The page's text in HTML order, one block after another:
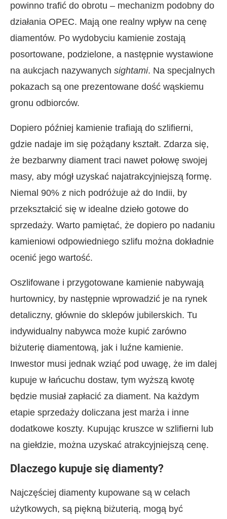
powinno trafić do obrotu – mechanizm podobny do
działania OPEC. Mają one realny wpływ na cenę
diamentów. Po wydobyciu kamienie zostają
posortowane, podzielone, a następnie wystawione
na aukcjach nazywanych sightami. Na specjalnych
pokazach są one prezentowane dość wąskiemu
gronu odbiorców.
Dopiero później kamienie trafiają do szlifierni,
gdzie nadaje im się pożądany kształt. Zdarza się,
że bezbarwny diament traci nawet połowę swojej
masy, aby mógł uzyskać najatrakcyjniejszą formę.
Niemal 90% z nich podróżuje aż do Indii, by
przekształcić się w idealne dzieło gotowe do
sprzedaży. Warto pamiętać, że dopiero po nadaniu
kamieniowi odpowiedniego szlifu można dokładnie
ocenić jego wartość.
Oszlifowane i przygotowane kamienie nabywają
hurtownicy, by następnie wprowadzić je na rynek
detaliczny, głównie do sklepów jubilerskich. Tu
indywidualny nabywca może kupić zarówno
biżuterię diamentową, jak i luźne kamienie.
Inwestor musi jednak wziąć pod uwagę, że im dalej
kupuje w łańcuchu dostaw, tym wyższą kwotę
będzie musiał zapłacić za diament. Na każdym
etapie sprzedaży doliczana jest marża i inne
dodatkowe koszty. Kupując kruszce w szlifierni lub
na giełdzie, można uzyskać atrakcyjniejszą cenę.
Dlaczego kupuje się diamenty?
Najczęściej diamenty kupowane są w celach
użytkowych, są piękną biżuterią, mogą być